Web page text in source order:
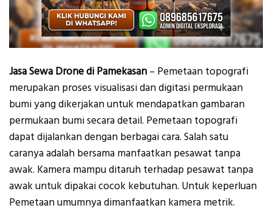
Jasa Sewa Drone di Pamekasan – Pemetaan topografi
merupakan proses visualisasi dan digitasi permukaan
bumi yang dikerjakan untuk mendapatkan gambaran
permukaan bumi secara detail. Pemetaan topografi
dapat dijalankan dengan berbagai cara. Salah satu
caranya adalah bersama manfaatkan pesawat tanpa
awak. Kamera mampu ditaruh terhadap pesawat tanpa
awak untuk dipakai cocok kebutuhan. Untuk keperluan
Pemetaan umumnya dimanfaatkan kamera metrik.